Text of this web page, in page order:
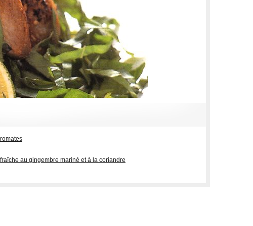
au gingembre mariné et à la coriandre